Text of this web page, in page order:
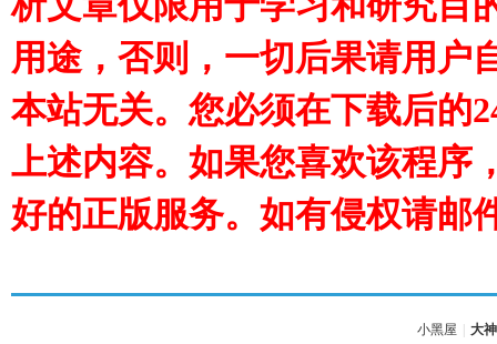
用途，否则，一切后果请用户
本站无关。您必须在下载后的
上述内容。如果您喜欢该程序
好的正版服务。如有侵权请邮
小黑屋 大